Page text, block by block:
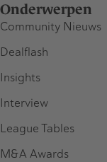
Onderwerpen
Community Nieuws
Dealflash
Insights
Interview
League Tables
M&A Awards